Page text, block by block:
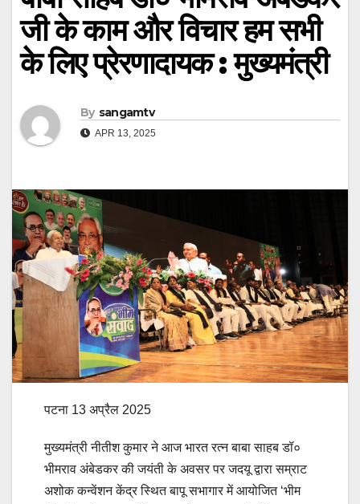
जी के काम और विचार हम सभी
के लिए प्रेरणादायक : मुख्यमंत्री
By sangamtv
APR 13, 2025
पटना 13 अप्रैल 2025
मुख्यमंत्री नीतीश कुमार ने आज भारत रत्न बाबा साहब डॉ०
भीमराव अंबेडकर की जयंती के अवसर पर जदयू द्वारा सम्राट
अशोक कन्वेंशन केंद्र स्थित बापू सभागार में आयोजित ‘भीम